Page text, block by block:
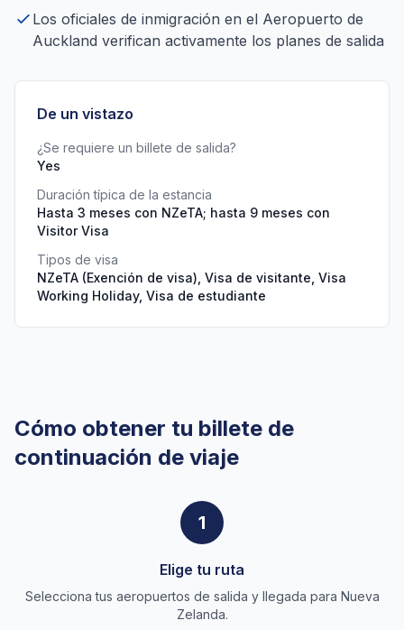
Los oficiales de inmigración en el Aeropuerto de
Auckland verifican activamente los planes de salida
De un vistazo
¿Se requiere un billete de salida?
Yes
Duración típica de la estancia
Hasta 3 meses con NZeTA; hasta 9 meses con
Visitor Visa
Tipos de visa
NZeTA (Exención de visa), Visa de visitante, Visa
Working Holiday, Visa de estudiante
Cómo obtener tu billete de
continuación de viaje
1
Elige tu ruta
Selecciona tus aeropuertos de salida y llegada para Nueva
Zelanda.